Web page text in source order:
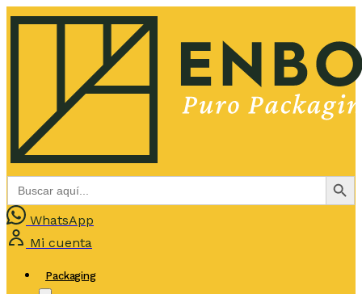
Buscar: Botón de
WhatsApp
Mi cuenta
Packaging